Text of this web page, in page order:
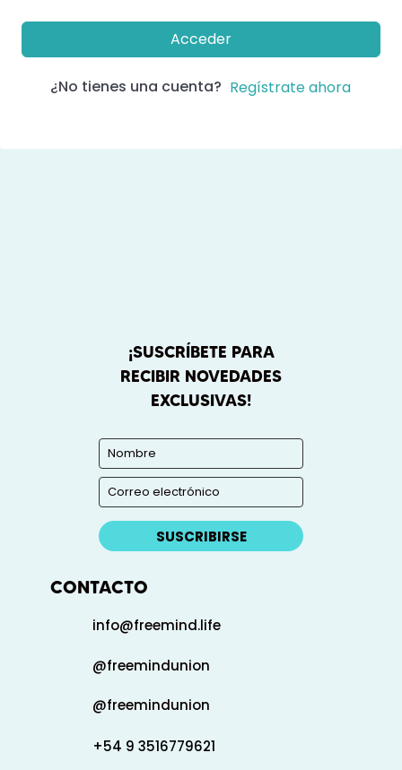
Acceder
¿No tienes una cuenta? Regístrate ahora
¡SUSCRÍBETE PARA
RECIBIR NOVEDADES
EXCLUSIVAS!
SUSCRIBIRSE
CONTACTO
info@freemind.life
@freemindunion
@freemindunion
+54 9 3516779621